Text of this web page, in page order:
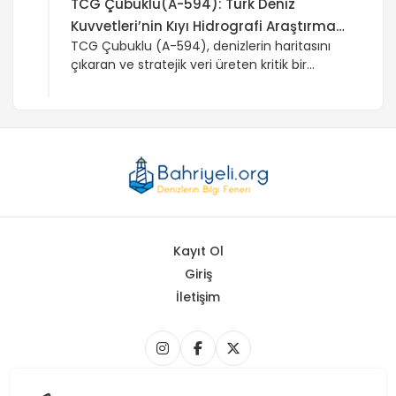
TCG Çubuklu(A-594): Türk Deniz
Kuvvetleri’nin Kıyı Hidrografi Araştırma
Platformu
TCG Çubuklu (A-594), denizlerin haritasını
çıkaran ve stratejik veri üreten kritik bir
Kayıt Ol
Giriş
İletişim